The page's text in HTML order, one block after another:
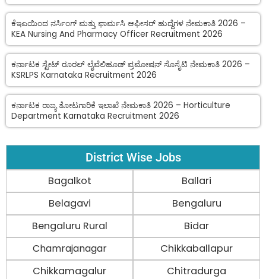
ಕೆಇಎಯಿಂದ ನರ್ಸಿಂಗ್ ಮತ್ತು ಫಾರ್ಮಸಿ ಆಫೀಸರ್ ಹುದ್ದೆಗಳ ನೇಮಕಾತಿ 2026 –
KEA Nursing And Pharmacy Officer Recruitment 2026
ಕರ್ನಾಟಕ ಸ್ಟೇಟ್ ರೂರಲ್ ಲೈವೆಲಿಹೂಡ್ ಪ್ರಮೋಷನ್ ಸೊಸೈಟಿ ನೇಮಕಾತಿ 2026 –
KSRLPS Karnataka Recruitment 2026
ಕರ್ನಾಟಕ ರಾಜ್ಯ ತೋಟಗಾರಿಕೆ ಇಲಾಖೆ ನೇಮಕಾತಿ 2026 – Horticulture
Department Karnataka Recruitment 2026
District Wise Jobs
Bagalkot
Ballari
Belagavi
Bengaluru
Bengaluru Rural
Bidar
Chamrajanagar
Chikkaballapur
Chikkamagalur
Chitradurga